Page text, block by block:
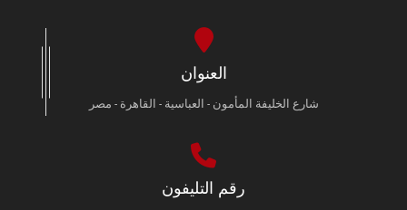
العنوان
شارع الخليفة المأمون - العباسية - القاهرة - مصر
رقم التليفون